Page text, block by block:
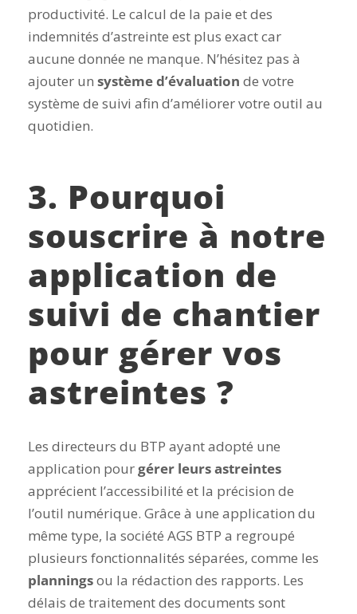
productivité. Le calcul de la paie et des
indemnités d’astreinte est plus exact car
aucune donnée ne manque. N’hésitez pas à
ajouter un système d’évaluation de votre
système de suivi afin d’améliorer votre outil au
quotidien.
3. Pourquoi
souscrire à notre
application de
suivi de chantier
pour gérer vos
astreintes ?
Les directeurs du BTP ayant adopté une
application pourgérer leurs astreintes
apprécient l’accessibilité et la précision de
l’outil numérique. Grâce à une application du
même type, la société AGS BTP a regroupé
plusieurs fonctionnalités séparées, comme les
planningsou la rédaction des rapports. Les
délais de traitement des documents sont